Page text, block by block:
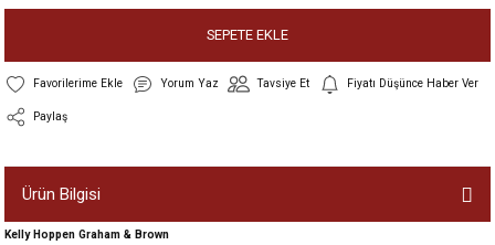
SEPETE EKLE
Yorum Yaz Tavsiye Et Fiyatı Düşünce Haber Ver
Paylaş
Ürün Bilgisi
Kelly Hoppen Graham & Brown